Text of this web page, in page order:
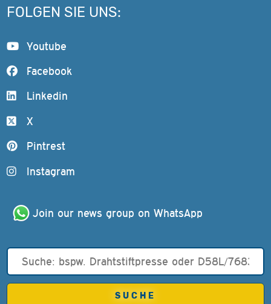
FOLGEN SIE UNS:
Youtube
Facebook
Linkedin
X
Pintrest
Instagram
Join our news group on WhatsApp